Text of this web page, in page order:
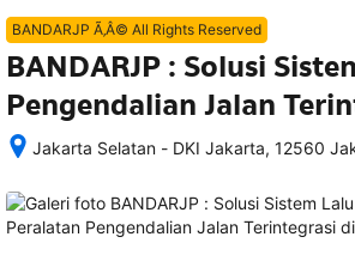
BANDARJP Ã‚Â© All Rights Reserved
BANDARJP : Solusi
Pengendalian Jalan
Jakarta Selatan - DKI Jakarta, 12560
memesan,
semua